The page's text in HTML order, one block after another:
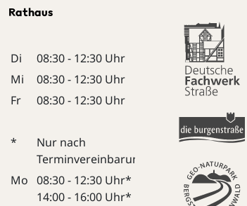
Rathaus
Di
08:30 - 12:30 Uhr
Mi
08:30 - 12:30 Uhr
Fr
08:30 - 12:30 Uhr
*
Nur nach
Terminvereinbarung:
Mo
08:30 - 12:30 Uhr*
14:00 - 16:00 Uhr*